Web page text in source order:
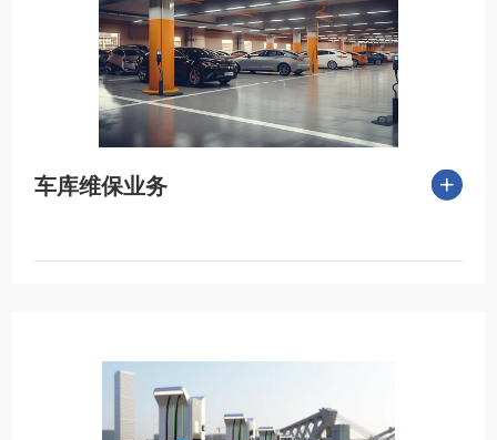
车库维保业务